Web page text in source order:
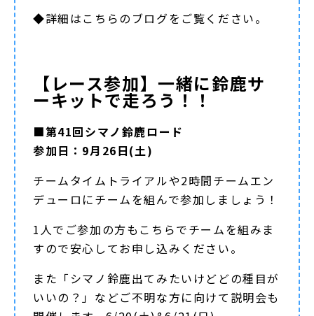
◆詳細はこちらのブログをご覧ください。
【レース参加】一緒に鈴鹿サ
ーキットで走ろう！！
■第41回シマノ鈴鹿ロード
参加日：9月26日(土)
チームタイムトライアルや2時間チームエン
デューロにチームを組んで参加しましょう！
1人でご参加の方もこちらでチームを組みま
すので安心してお申し込みください。
また「シマノ鈴鹿出てみたいけどどの種目が
いいの？」などご不明な方に向けて説明会も